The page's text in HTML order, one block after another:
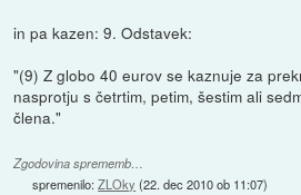
in pa kazen: 9. Odstavek:
"(9) Z globo 40 eurov se kaznuje za
nasprotju s četrtim, petim, šestim ali
člena."
Zgodovina sprememb…
spremenilo:ZLOky (22. dec 2010 ob 11:07)